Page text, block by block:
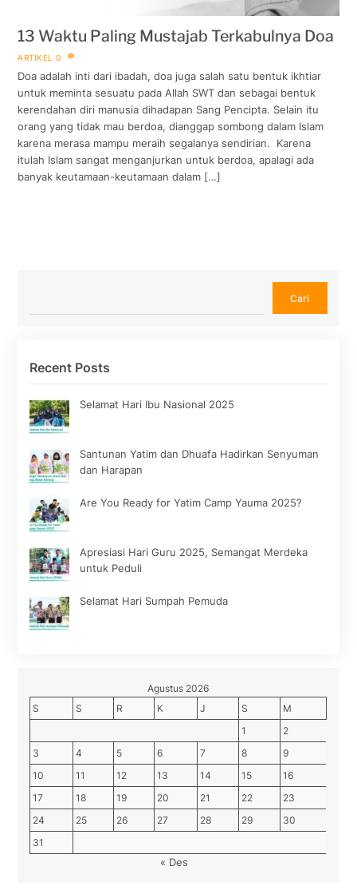
13 Waktu Paling Mustajab Terkabulnya Doa
ARTIKEL 0
Doa adalah inti dari ibadah, doa juga salah satu bentuk ikhtiar
untuk meminta sesuatu pada Allah SWT dan sebagai bentuk
kerendahan diri manusia dihadapan Sang Pencipta. Selain itu
orang yang tidak mau berdoa, dianggap sombong dalam Islam
karena merasa mampu meraih segalanya sendirian. Karena
itulah Islam sangat menganjurkan untuk berdoa, apalagi ada
banyak keutamaan-keutamaan dalam […]
Cari
Recent Posts
Selamat Hari Ibu Nasional 2025
Santunan Yatim dan Dhuafa Hadirkan Senyuman
dan Harapan
Are You Ready for Yatim Camp Yauma 2025?
Apresiasi Hari Guru 2025, Semangat Merdeka
untuk Peduli
Selamat Hari Sumpah Pemuda
Agustus 2026
S
S R K J S
M
1
2
3
4 5 6 7 8
9
10
11 12 13 14 15
16
17
18 19 20 21 22
23
24
25 26 27 28 29
30
31
« Des